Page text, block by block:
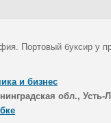
Портовый буксир у
и бизнес
обл., Усть-